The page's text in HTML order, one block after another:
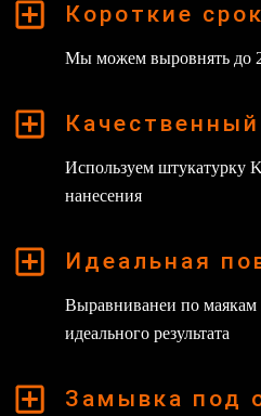
Короткие
Мы можем выровнять до
Используем штукатурку
нанесения
Идеальная
Выравниванеи по маякам
идеального результата
Замывка под